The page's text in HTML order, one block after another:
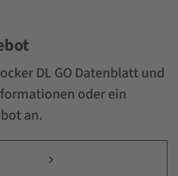
DL GO Datenblatt und
oder ein
an.